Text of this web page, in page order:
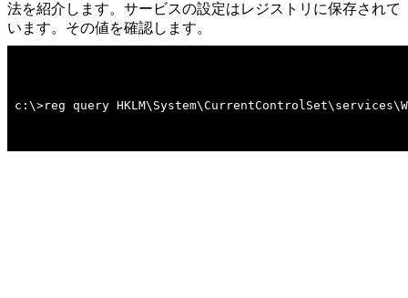
法を紹介します。サービスの設定はレジストリに保存されて
います。その値を確認します。
c:\>reg query